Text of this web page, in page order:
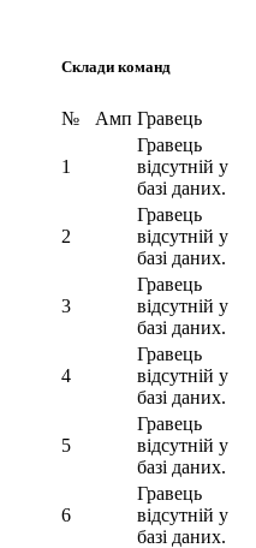
Склади команд
№ Амп Гравець
1
Гравець
відсутній у
базі даних.
2
Гравець
відсутній у
базі даних.
3
Гравець
відсутній у
базі даних.
4
Гравець
відсутній у
базі даних.
5
Гравець
відсутній у
базі даних.
6
Гравець
відсутній у
базі даних.